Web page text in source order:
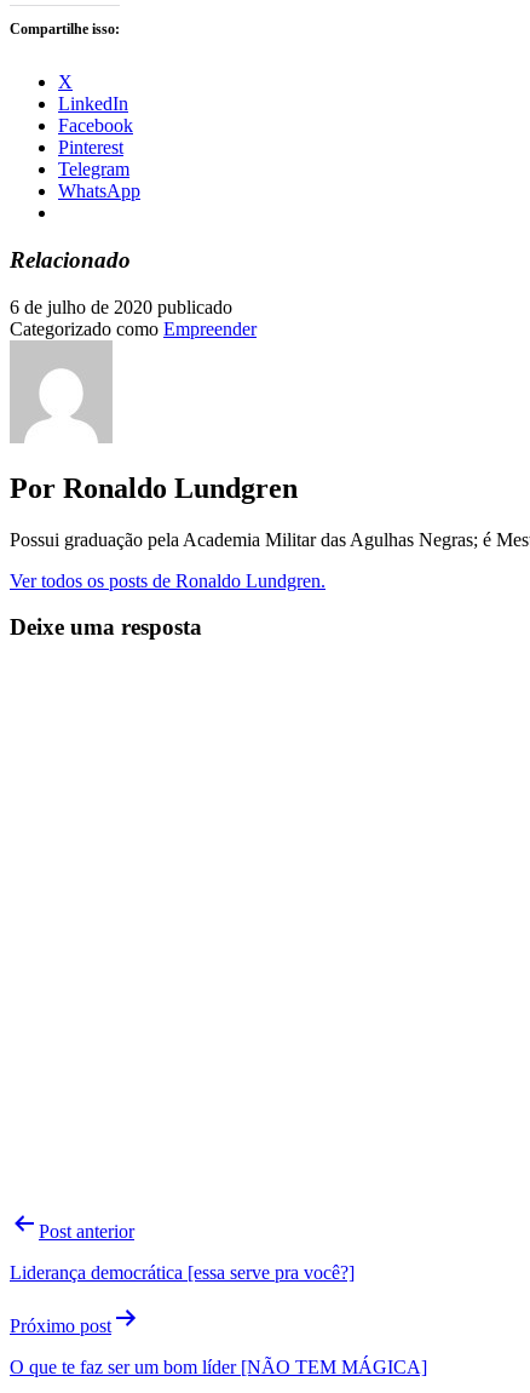
Compartilhe isso:
X
LinkedIn
Facebook
Pinterest
Telegram
WhatsApp
Relacionado
6 de julho de 2020 publicado
Categorizado como Empreender
Por Ronaldo Lundgren
Possui graduação pela Academia Militar das Agulhas Negras; é
Ver todos os posts de Ronaldo Lundgren.
Deixe uma resposta
Navegação
Post
Post anterior
Liderança democrática [essa serve pra você?]
Próximo post
O que te faz ser um bom líder [NÃO TEM MÁGICA]